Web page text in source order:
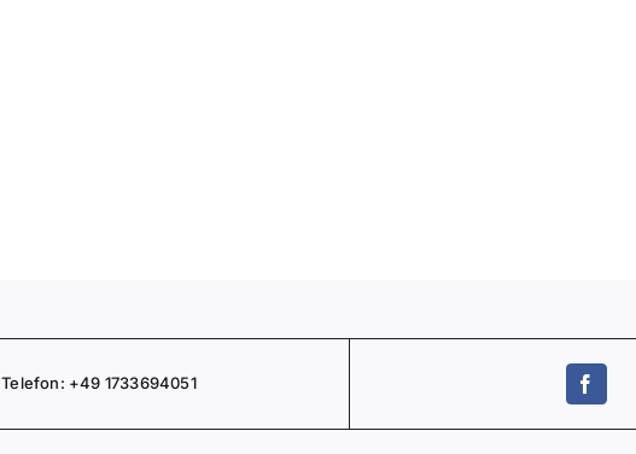
Telefon: +49 1733694051